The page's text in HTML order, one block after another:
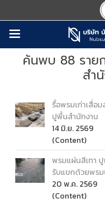
ค้นพบ 88 ราย
สำ
รื้อพรมเก่าเสื่
ปูพื้นสำนักงาน
14 มิ.ย. 2569
(Content)
พรมแผ่นสีเทา
รับแขกด้วยพร
20 พ.ค. 2569
(Content)